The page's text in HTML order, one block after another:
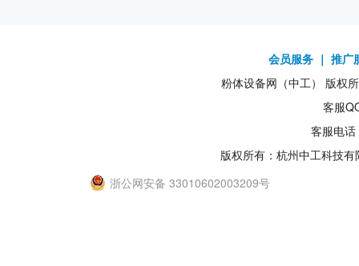
会员服务 ｜ 推广
粉体设备网（中工） 版权
客服
客服电
版权所有：杭州中工科技
浙公网安备 33010602003209号